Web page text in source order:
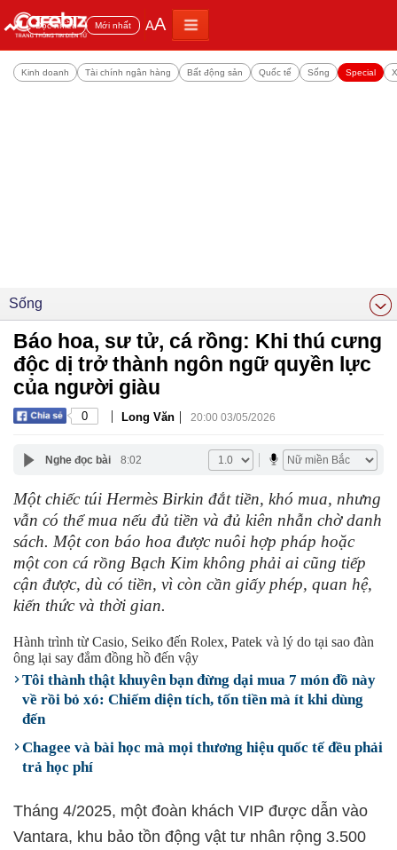
Đọc nhiều Mới nhất AA
Kinh doanh Tài chính ngân hàng Bất động sản Quốc tế Sống Special
Sống
Báo hoa, sư tử, cá rồng: Khi thú cưng
độc dị trở thành ngôn ngữ quyền lực
của người giàu
0 | Long Văn | 20:00 03/05/2026
Nghe đọc bài 8:02
Một chiếc túi Hermès Birkin đắt tiền, khó mua, nhưng
vẫn có thể mua nếu đủ tiền và đủ kiên nhẫn chờ danh
sách. Một con báo hoa được nuôi hợp pháp hoặc
một con cá rồng Bạch Kim không phải ai cũng tiếp
cận được, dù có tiền, vì còn cần giấy phép, quan hệ,
kiến thức và thời gian.
Hành trình từ Casio, Seiko đến Rolex, Patek và lý do tại sao đàn
ông lại say đắm đồng hồ đến vậy
Tôi thành thật khuyên bạn đừng dại mua 7 món đồ này
về rồi bỏ xó: Chiếm diện tích, tốn tiền mà ít khi dùng
đến
Chagee và bài học mà mọi thương hiệu quốc tế đều phải
trả học phí
Tháng 4/2025, một đoàn khách VIP được dẫn vào
Vantara, khu bảo tồn động vật tư nhân rộng 3.500